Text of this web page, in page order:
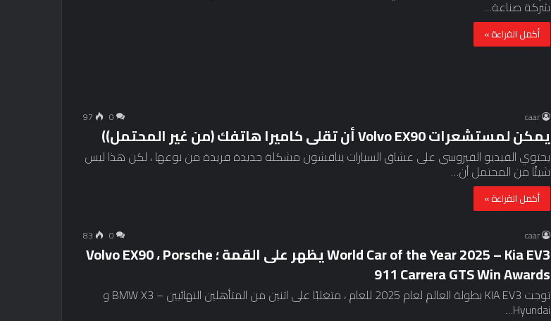
شركة صناعة…
أكمل القراءة »
caar
0
97
يمكن لمستشعرات Volvo EX90 أن تقلى كاميرا هاتفك (من غير المحتمل))
يحتوي الفيديو الفيروسي على عشاق السيارات يناقشون مشكلة جديدة فريدة من نوعها ، لكن هذا ليس
شيئًا من المحتمل أن…
أكمل القراءة »
caar
0
83
World Car of the Year 2025 – Kia EV3 يظهر على القمة ؛ Volvo EX90 ، Porsche
911 Carrera GTS Win Awards
توجت KIA EV3 بطولة العالم لعام 2025 للعام ، متغلبًا على اثنين من المتأهلين النهائيين – BMW X3 و
Hyundai…